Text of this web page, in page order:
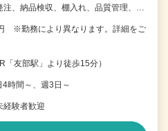
注、納品検収、棚入れ、品質管理、…
※勤務により異なります。詳細をご
「友部駅」より徒歩15分）
時間～、週3日～
経験者歓迎